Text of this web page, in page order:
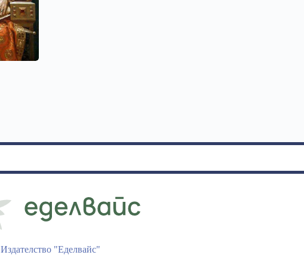
Издателство "Еделвайс"